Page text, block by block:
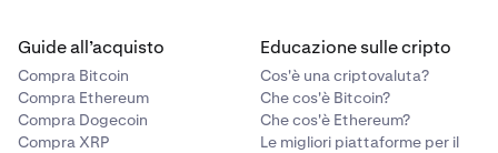
Guide all’acquisto
Compra Bitcoin
Compra Ethereum
Compra Dogecoin
Compra XRP
Educazione sulle cripto
Cos'è una criptovaluta?
Che cos'è Bitcoin?
Che cos'è Ethereum?
Le migliori piattaforme per il